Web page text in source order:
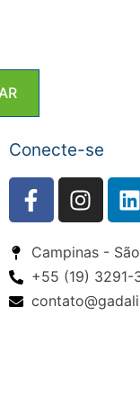
Conecte-se
Campinas -
+55 (19) 3291-